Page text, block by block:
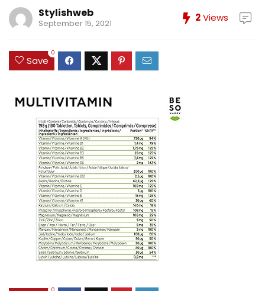
Stylishweb
September 15, 2021 2Views
Save
0